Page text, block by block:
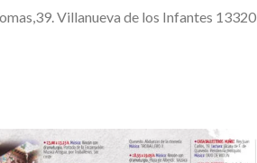
Villanueva de los Infantes 13320